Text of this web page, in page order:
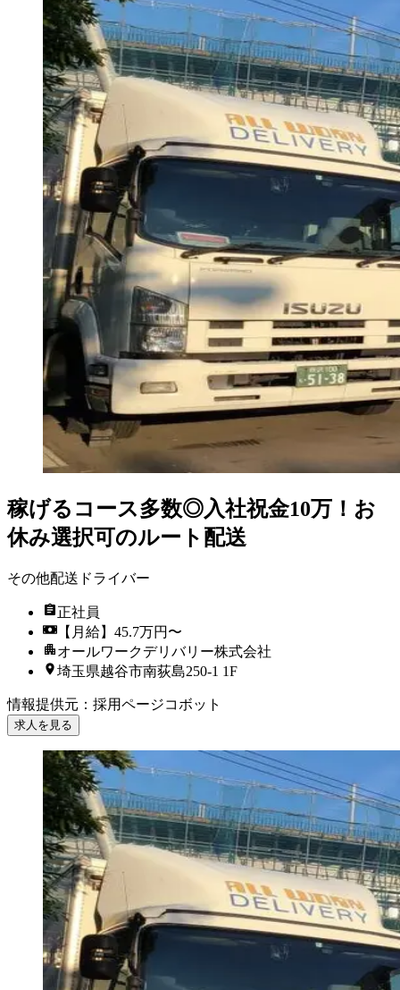
稼げるコース多数◎入社祝金10万！お
休み選択可のルート配送
その他配送ドライバー
正社員
【月給】45.7万円〜
オールワークデリバリー株式会社
埼玉県越谷市南荻島250-1 1F
情報提供元 ： 採用ページコボット
求人を見る